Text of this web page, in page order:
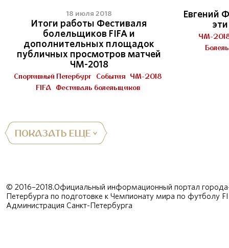
Евгений
ЧМ-
18 июля 2018
Итоги работы Фестиваля
болельщиков FIFA и
дополнительных площадок
публичных просмотров матчей
ЧМ-2018
Спортивный Петербург События ЧМ-2018
FIFA Фестиваль болельщиков
ПОКАЗАТЬ ЕЩЕ
© 2016–2018.Официальный информационный портал
Петербурга по подготовке к Чемпионату мира по футболу
Администрация Санкт-Петербурга